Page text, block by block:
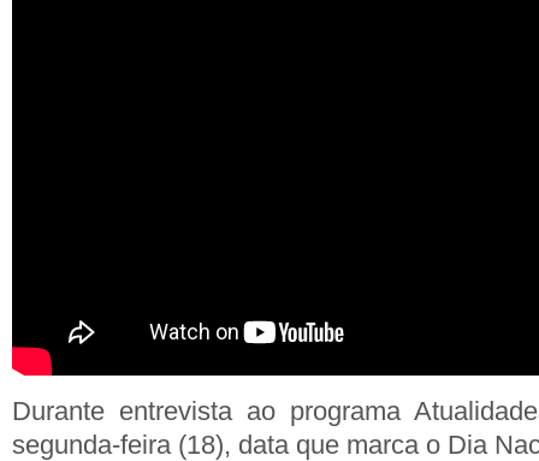
Durante entrevista ao programa
segunda-feira (18), data que marca o Dia